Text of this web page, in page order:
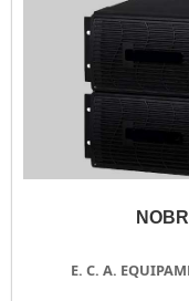
E. C. A.